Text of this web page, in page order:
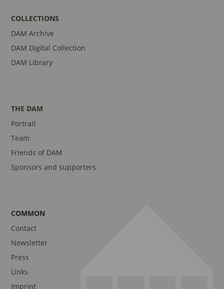
COLLECTIONS
DAM Archive
DAM Digital Collection
DAM Library
THE DAM
Portrait
Team
Friends of DAM
Sponsors and supporters
COMMON
Contact
Newsletter
Press
Links
Imprint